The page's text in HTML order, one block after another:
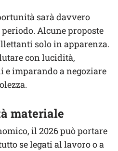
sarà davvero
Alcune proposte
solo in apparenza.
con lucidità,
imparando a negoziare
materiale
il 2026 può portare
se legati al lavoro o a